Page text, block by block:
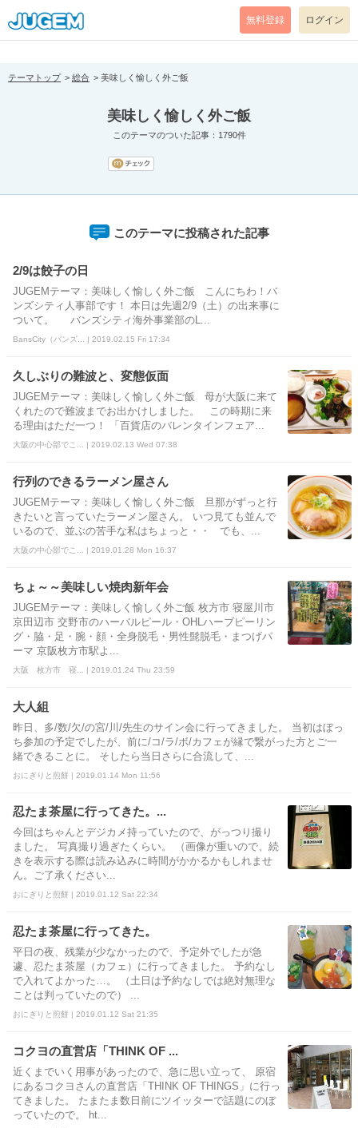
[pear_error: message="Success" code=0 mode=return level=notice
prefix="" info=""]
無料登録 ログイン
テーマトップ 総合 美味しく愉しく外ご飯
美味しく愉しく外ご飯
このテーマのついた記事：1790件
このテーマに投稿された記事
2/9は餃子の日
JUGEMテーマ：美味しく愉しく外ご飯 こんにちわ！バ
ンズシティ人事部です！ 本日は先週2/9（土）の出来事に
ついて。 バンズシティ海外事業部のL...
BansCity（バンズ... | 2019.02.15 Fri 17:34
久しぶりの難波と、変態仮面
JUGEMテーマ：美味しく愉しく外ご飯 母が大阪に来て
くれたので難波までお出かけしました。 この時期に来
る理由はただ一つ！ 「百貨店のバレンタインフェア...
大阪の中心部でこ... | 2019.02.13 Wed 07:38
行列のできるラーメン屋さん
JUGEMテーマ：美味しく愉しく外ご飯 旦那がずっと行
きたいと言っていたラーメン屋さん。 いつ見ても並んで
いるので、並ぶの苦手な私はちょっと・・ でも、...
大阪の中心部でこ... | 2019.01.28 Mon 16:37
ちょ～～美味しい焼肉新年会
JUGEMテーマ：美味しく愉しく外ご飯 枚方市 寝屋川市
京田辺市 交野市のハーバルピール・OHLハーブピーリン
グ・脇・足・腕・顔・全身脱毛・男性髭脱毛・まつげパ
ーマ 京阪枚方市駅よ...
大阪 枚方市 寝... | 2019.01.24 Thu 23:59
大人組
昨日、多/数/欠/の宮/川/先生のサイン会に行ってきました。 当初はぼっ
ち参加の予定でしたが、前に/コ/ラ/ボ/カフェが縁で繋がった方とご一
緒できることに。 そしたら当日さらに合流して、...
おにぎりと煎餅 | 2019.01.14 Mon 11:56
忍たま茶屋に行ってきた。...
今回はちゃんとデジカメ持っていたので、がっつり撮り
ました。 写真撮り過ぎたくらい。 （画像が重いので、続
きを表示する際は読み込みに時間がかかるかもしれませ
ん。ご了承ください...
おにぎりと煎餅 | 2019.01.12 Sat 22:34
忍たま茶屋に行ってきた。
平日の夜、残業が少なかったので、予定外でしたが急
遽、忍たま茶屋（カフェ）に行ってきました。 予約なし
で入れてよかった…。 （土日は予約なしでは絶対無理な
ことは判っていたので） ...
おにぎりと煎餅 | 2019.01.12 Sat 21:35
コクヨの直営店「THINK OF ...
近くまでいく用事があったので、急に思い立って、 原宿
にあるコクヨさんの直営店「THINK OF THINGS」に行っ
てきました。 たまたま数日前にツイッターで話題にのぼ
っていたので。 ht...